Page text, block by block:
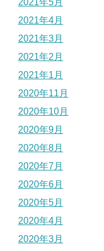
2021年4月
2021年3月
2021年2月
2021年1月
2020年11月
2020年10月
2020年9月
2020年8月
2020年7月
2020年6月
2020年5月
2020年4月
2020年3月